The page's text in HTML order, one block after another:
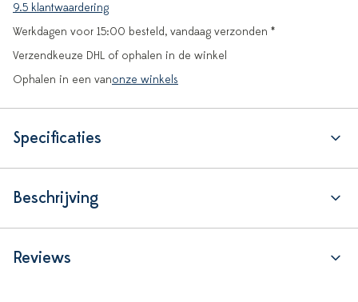
9.5 klantwaardering
Werkdagen voor 15:00 besteld, vandaag verzonden *
Verzendkeuze DHL of ophalen in de winkel
Ophalen in een vanonze winkels
Specificaties
Beschrijving
Reviews